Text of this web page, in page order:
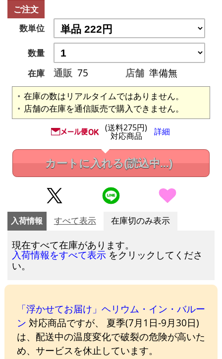
ご注文
数単位
数量
在庫
通販 75 店舗 準備無
在庫の数はリアルタイムではありません。
店舗の在庫を通信販売で購入できません。
(送料275円)
対応商品 詳細
カートに入れる(読込中...)
入荷情報 すべて表示 在庫切のみ表示
現在すべて在庫があります。
入荷情報をすべて表示 をクリックしてくださ
い。
「浮かせてお届け」ヘリウム・イン・バルー
ン 対応商品ですが、 夏季(7月1日-9月30日)
は、配送中の温度変化で破裂の危険が高いた
め、サービスを休止しています。